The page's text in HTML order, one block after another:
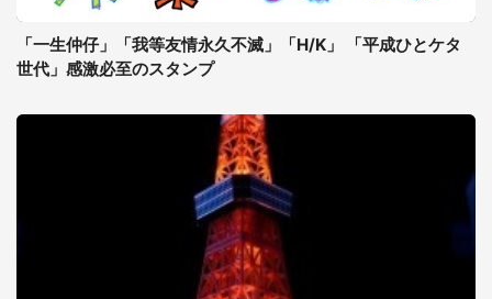
「一生仲仔」「我等友情永久不滅」「H/K」 「平成ひとケタ
世代」感激必至のスタンプ